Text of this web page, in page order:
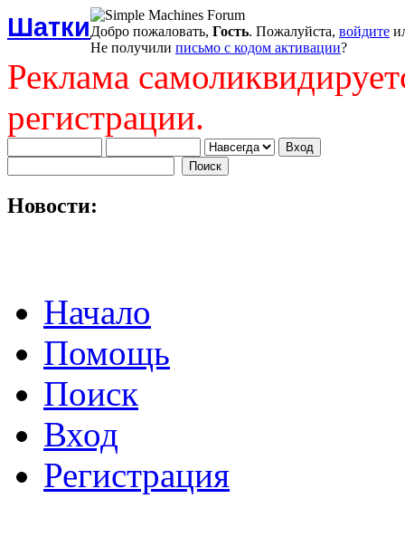
ШаткиДобро пожаловать, Гость. Пожалуйста, войдите
Не получили письмо с кодом активации?
Реклама
регистрации.
Новости:
Начало
Помощь
Поиск
Вход
Регистрация